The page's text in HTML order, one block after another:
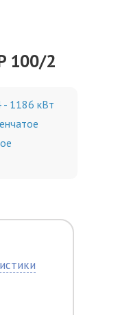
100/2
1186 кВт